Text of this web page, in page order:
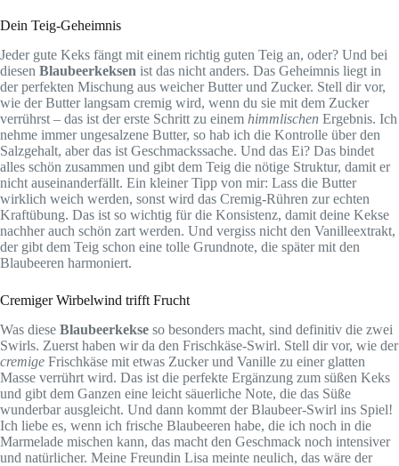
Dein Teig-Geheimnis
Jeder gute Keks fängt mit einem richtig guten Teig an, oder? Und bei
diesen Blaubeerkeksen ist das nicht anders. Das Geheimnis liegt in
der perfekten Mischung aus weicher Butter und Zucker. Stell dir vor,
wie der Butter langsam cremig wird, wenn du sie mit dem Zucker
verrührst – das ist der erste Schritt zu einem himmlischen Ergebnis. Ich
nehme immer ungesalzene Butter, so hab ich die Kontrolle über den
Salzgehalt, aber das ist Geschmackssache. Und das Ei? Das bindet
alles schön zusammen und gibt dem Teig die nötige Struktur, damit er
nicht auseinanderfällt. Ein kleiner Tipp von mir: Lass die Butter
wirklich weich werden, sonst wird das Cremig-Rühren zur echten
Kraftübung. Das ist so wichtig für die Konsistenz, damit deine Kekse
nachher auch schön zart werden. Und vergiss nicht den Vanilleextrakt,
der gibt dem Teig schon eine tolle Grundnote, die später mit den
Blaubeeren harmoniert.
Cremiger Wirbelwind trifft Frucht
Was diese Blaubeerkekse so besonders macht, sind definitiv die zwei
Swirls. Zuerst haben wir da den Frischkäse-Swirl. Stell dir vor, wie der
cremige Frischkäse mit etwas Zucker und Vanille zu einer glatten
Masse verrührt wird. Das ist die perfekte Ergänzung zum süßen Keks
und gibt dem Ganzen eine leicht säuerliche Note, die das Süße
wunderbar ausgleicht. Und dann kommt der Blaubeer-Swirl ins Spiel!
Ich liebe es, wenn ich frische Blaubeeren habe, die ich noch in die
Marmelade mischen kann, das macht den Geschmack noch intensiver
und natürlicher. Meine Freundin Lisa meinte neulich, das wäre der